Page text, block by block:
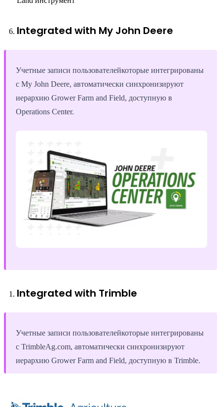
Integrated with My John Deere
Учетные записи пользователейкоторые интегрированы
с My John Deere, автоматически синхронизируют
иерархию Grower Farm and Field, доступную в
Operations Center.
Integrated with Trimble
Учетные записи пользователейкоторые интегрированы
с TrimbleAg.com, автоматически синхронизируют
иерархию Grower Farm and Field, доступную в Trimble.